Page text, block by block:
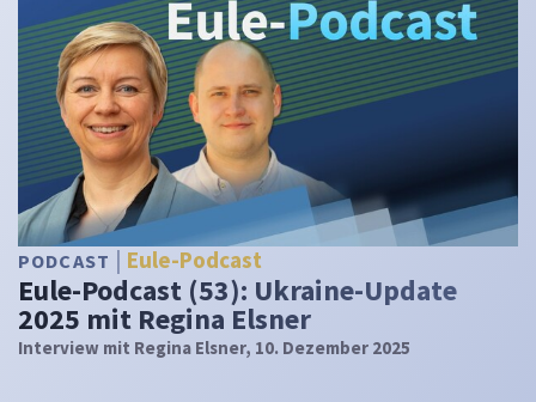
PODCAST Eule-Podcast
Eule-Podcast (53): Ukraine-Update
2025 mit Regina Elsner
Interview mit Regina Elsner, 10. Dezember 2025